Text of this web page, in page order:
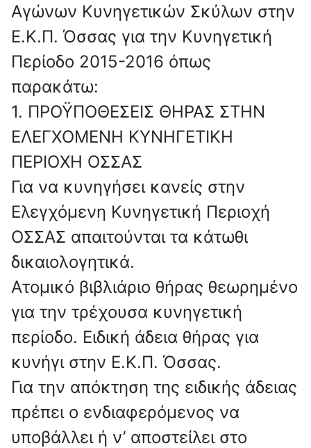
Αγώνων Κυνηγετικών Σκύλων στην
Ε.Κ.Π. Όσσας για την Κυνηγετική
Περίοδο 2015-2016 όπως
παρακάτω:
1. ΠΡΟΫΠΟΘΕΣΕΙΣ ΘΗΡΑΣ ΣΤΗΝ
ΕΛΕΓΧΟΜΕΝΗ ΚΥΝΗΓΕΤΙΚΗ
ΠΕΡΙΟΧΗ ΟΣΣΑΣ
Για να κυνηγήσει κανείς στην
Ελεγχόμενη Κυνηγετική Περιοχή
ΟΣΣΑΣ απαιτούνται τα κάτωθι
δικαιολογητικά.
Ατομικό βιβλιάριο θήρας θεωρημένο
για την τρέχουσα κυνηγετική
περίοδο. Ειδική άδεια θήρας για
κυνήγι στην Ε.Κ.Π. Όσσας.
Για την απόκτηση της ειδικής άδειας
πρέπει ο ενδια­φερόμενος να
υποβάλλει ή ν’ αποστείλει στο